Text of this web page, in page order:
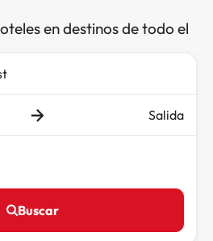
en destinos de todo el
Salida
Buscar